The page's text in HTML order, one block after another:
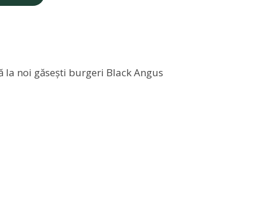
la noi găsești burgeri Black Angus